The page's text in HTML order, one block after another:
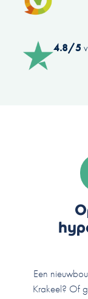
4.8/5
Een
Krakeel? Of